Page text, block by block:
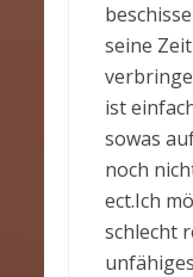
seine
ist
sowas
noch
ect.Ich
schlecht